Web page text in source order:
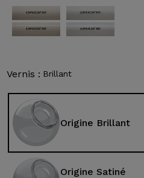
Vernis : Brillant
Origine Brillant
Origine Satiné